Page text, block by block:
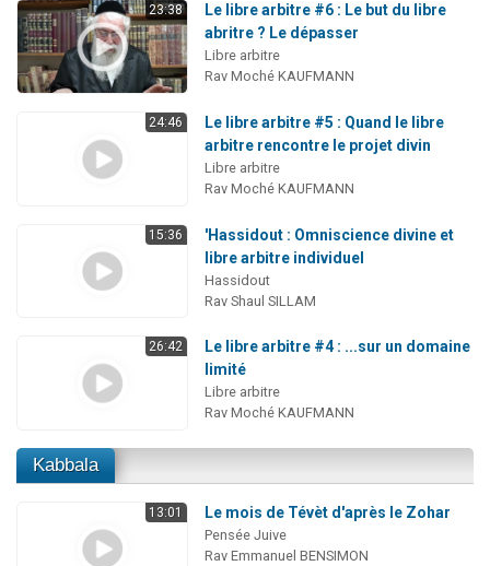
23:38
Le libre arbitre #6 : Le but du libre
abritre ? Le dépasser
Libre arbitre
Rav Moché KAUFMANN
24:46
Le libre arbitre #5 : Quand le libre
arbitre rencontre le projet divin
Libre arbitre
Rav Moché KAUFMANN
15:36
'Hassidout : Omniscience divine et
libre arbitre individuel
Hassidout
Rav Shaul SILLAM
26:42
Le libre arbitre #4 : ...sur un domaine
limité
Libre arbitre
Rav Moché KAUFMANN
Kabbala
13:01 Le mois de Tévèt d'après le Zohar
Pensée Juive
Rav Emmanuel BENSIMON